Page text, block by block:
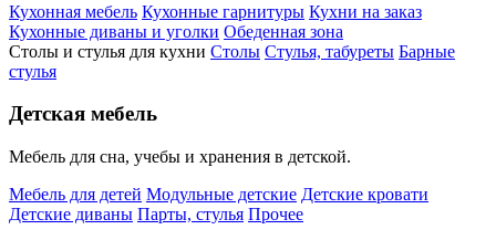
Кухонная мебель Кухонные гарнитуры Кухни на заказ
Кухонные диваны и уголки Обеденная зона
Столы и стулья для кухни Столы Стулья, табуреты Барные
стулья
Детская мебель
Мебель для сна, учебы и хранения в детской.
Мебель для детей Модульные детские Детские кровати
Детские диваны Парты, стулья Прочее